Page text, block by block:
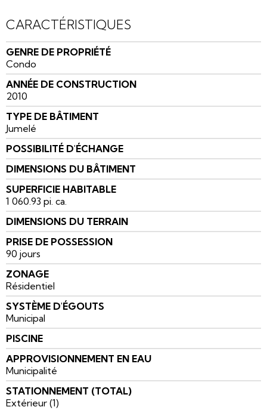
CARACTÉRISTIQUES
GENRE DE PROPRIÉTÉ
Condo
ANNÉE DE CONSTRUCTION
2010
TYPE DE BÂTIMENT
Jumelé
POSSIBILITÉ D'ÉCHANGE
DIMENSIONS DU BÂTIMENT
SUPERFICIE HABITABLE
1 060.93 pi. ca.
DIMENSIONS DU TERRAIN
PRISE DE POSSESSION
90 jours
ZONAGE
Résidentiel
SYSTÈME D'ÉGOUTS
Municipal
PISCINE
APPROVISIONNEMENT EN EAU
Municipalité
STATIONNEMENT (TOTAL)
Extérieur (1)